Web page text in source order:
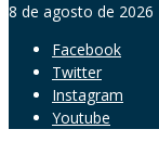
8 de agosto de 2026
Facebook
Twitter
Instagram
Youtube